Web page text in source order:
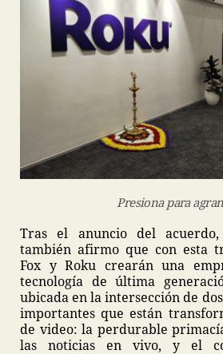
Presiona para
Tras el anuncio del
también afirmo que con esta
Fox y Roku crearán una
tecnología de última
ubicada en la intersección de
importantes que están
de video: la perdurable
las noticias en vivo, y el